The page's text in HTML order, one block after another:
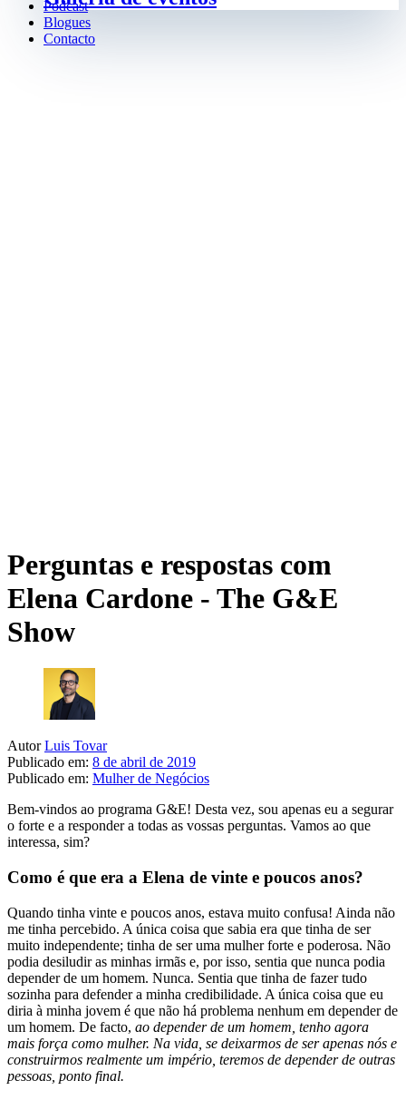
Podcast
Blogues
Contacto
Perguntas e respostas com
Elena Cardone - The G&E
Show
Autor Luis Tovar
Publicado em: 8 de abril de 2019
Publicado em: Mulher de Negócios
Bem-vindos ao programa G&E! Desta vez, sou apenas eu a segurar
o forte e a responder a todas as vossas perguntas. Vamos ao que
interessa, sim?
Como é que era a Elena de vinte e poucos anos?
Quando tinha vinte e poucos anos, estava muito confusa! Ainda não
me tinha percebido. A única coisa que sabia era que tinha de ser
muito independente; tinha de ser uma mulher forte e poderosa. Não
podia desiludir as minhas irmãs e, por isso, sentia que nunca podia
depender de um homem. Nunca. Sentia que tinha de fazer tudo
sozinha para defender a minha credibilidade. A única coisa que eu
diria à minha jovem é que não há problema nenhum em depender de
um homem. De facto, ao depender de um homem, tenho agora
mais força como mulher. Na vida, se deixarmos de ser apenas nós e
construirmos realmente um império, teremos de depender de outras
pessoas, ponto final.